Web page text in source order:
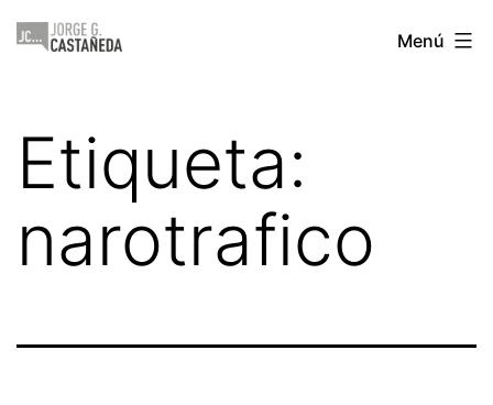
Saltar
Jorge
Menú
Etiqueta:
narotrafico